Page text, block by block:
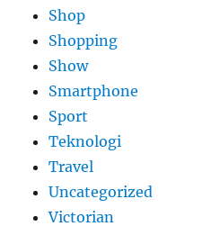
Shop
Shopping
Show
Smartphone
Sport
Teknologi
Travel
Uncategorized
Victorian